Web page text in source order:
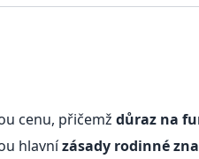
cenu, přičemž důraz na
hlavnízásady rodinné